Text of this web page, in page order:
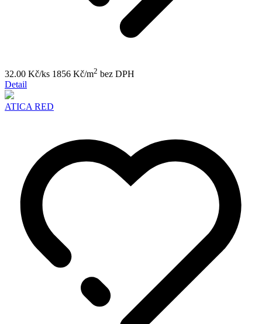
32.00 Kč/ks 1856 Kč/m2 bez DPH
Detail
ATICA RED